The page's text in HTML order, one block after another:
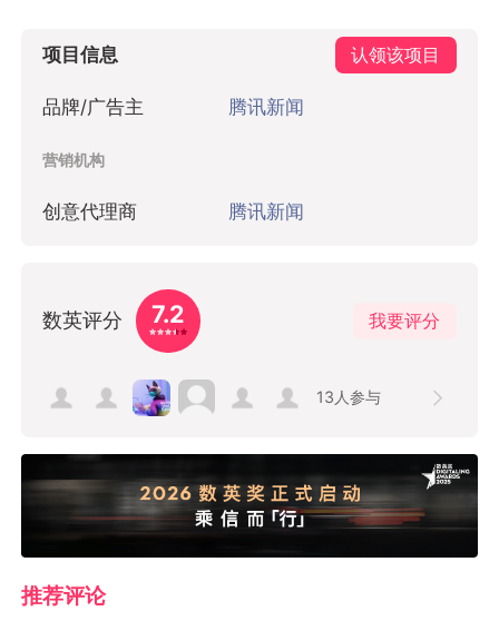
项目信息 认领该项目
品牌/广告主 腾讯新闻
营销机构
创意代理商 腾讯新闻
数英评分 7.2 我要评分
13 人参与
推荐评论